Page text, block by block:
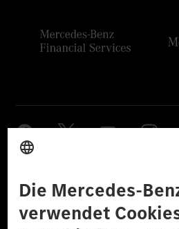
Datenschutz Lizenzhinweise Dritter